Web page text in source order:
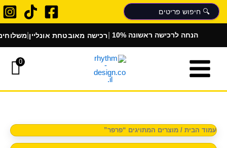
דילוג
לתוכן
|רכישה מאובטחת אונליין| 10% הנחה לרכישה ראשונה
0
עמוד הבית / מוצרים המתויגים “פרפר”